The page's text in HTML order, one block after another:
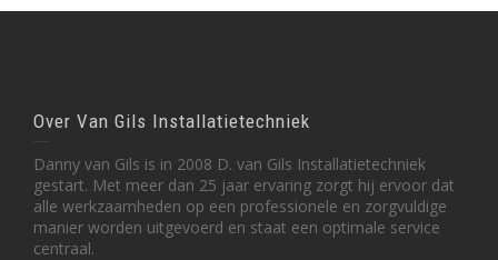
Over Van Gils Installatietechniek
Danny van Gils is in 2008 D. van Gils Installatietechniek
gestart. Met meer dan 25 jaar ervaring zorgt hij ervoor dat
alle werkzaamheden op een professionele en zorgvuldige
manier worden uitgevoerd en staat een optimale service
centraal.